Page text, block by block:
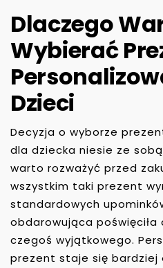
Dlaczego
Wybierać
Dzieci
Decyzja o wyborze
dla dziecka niesie ze
warto rozważyć przed
wszystkim taki prezent
standardowych
obdarowująca poświęciła
czegoś wyjątkowego.
prezent staje się bardziej